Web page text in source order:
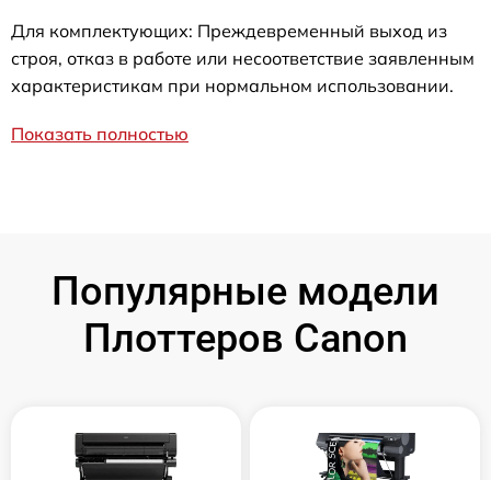
Для комплектующих: Преждевременный выход из
строя, отказ в работе или несоответствие заявленным
характеристикам при нормальном использовании.
Показать полностью
Популярные модели
Плоттеров Canon